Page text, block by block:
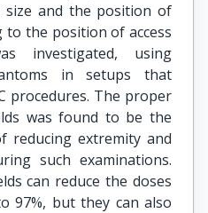
size and the position of
the position of access
investigated, using
in setups that
procedures. The proper
was found to be the
reducing extremity and
such examinations.
can reduce the doses
97%, but they can also